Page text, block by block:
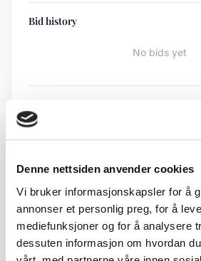
Denne nettsiden anvender cookies
Vi bruker informasjonskapsler for å
annonser et personlig preg, for å
mediefunksjoner og for å analysere
dessuten informasjon om hvordan
Bid history
No bids yet
← Previous lot
Description